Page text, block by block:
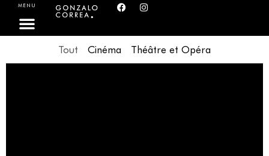
MENU
Cinéma Théâtre et Opéra
Tout